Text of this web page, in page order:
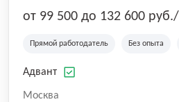
от 99 500 до 132 600
Прямой работодатель Без опыта
Адвант
Москва